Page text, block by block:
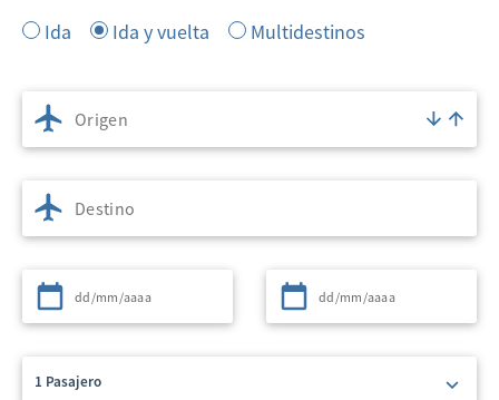
Ida Ida y vuelta Multidestinos
Origen
Destino
Partida Regreso
1 Pasajero